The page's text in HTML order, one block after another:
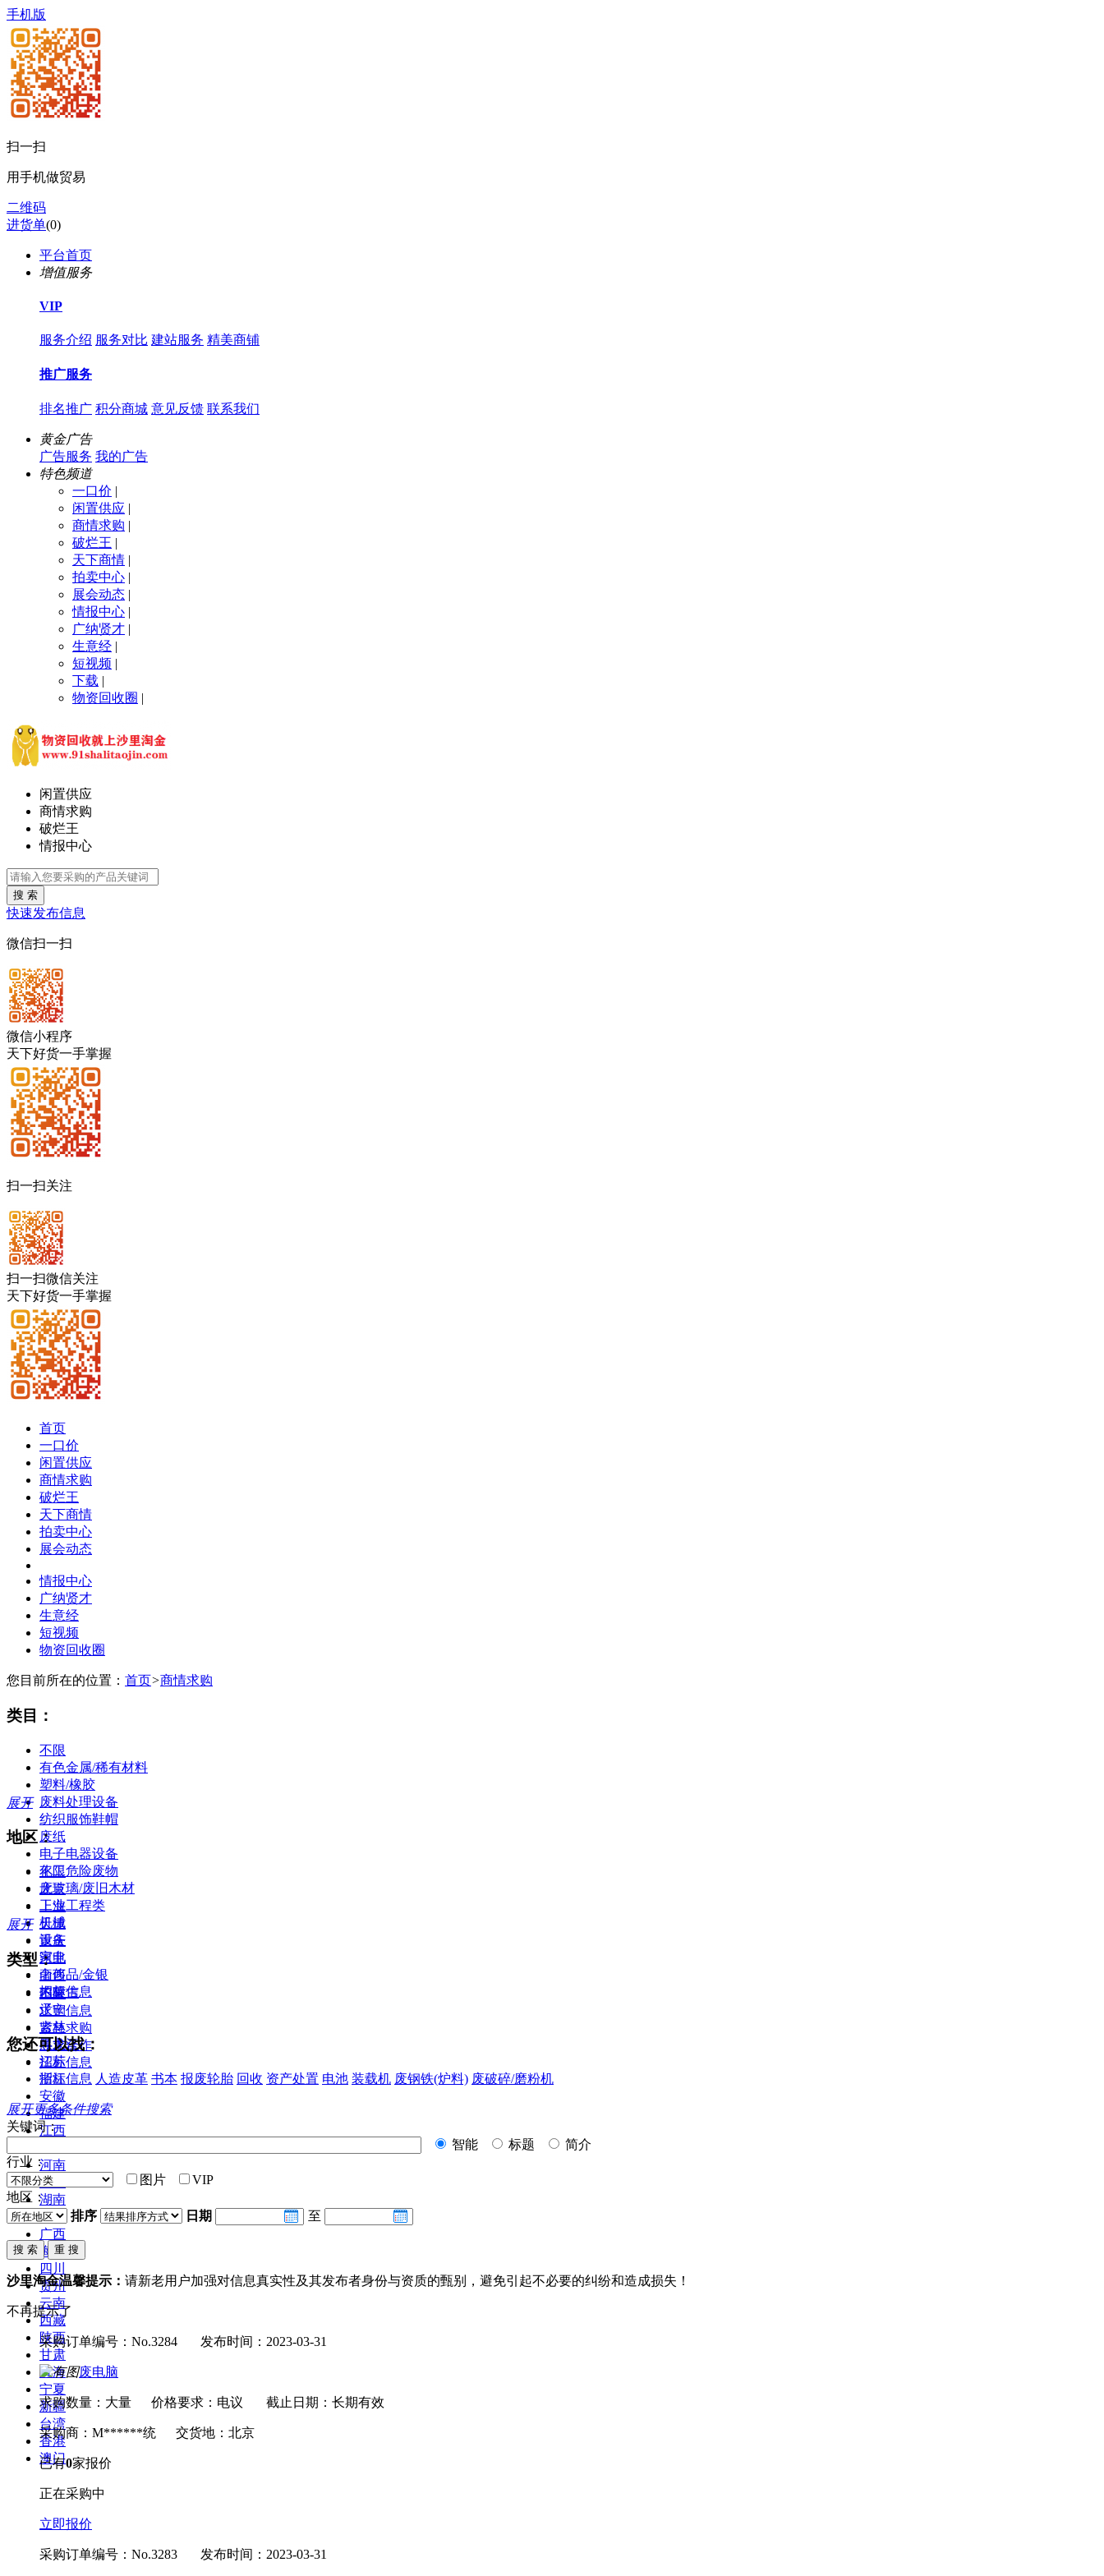
手机版
扫一扫
用手机做贸易
二维码
进货单(0)
平台首页
增值服务
VIP
服务介绍 服务对比 建站服务 精美商铺
推广服务
排名推广 积分商城 意见反馈 联系我们
黄金广告
广告服务 我的广告
特色频道
一口价 |
闲置供应 |
商情求购 |
破烂王 |
天下商情 |
拍卖中心 |
展会动态 |
情报中心 |
广纳贤才 |
生意经 |
短视频 |
下载 |
物资回收圈 |
闲置供应
商情求购
破烂王
情报中心
搜 索
快速发布信息
微信扫一扫
微信小程序
天下好货一手掌握
扫一扫关注
扫一扫微信关注
天下好货一手掌握
首页
一口价
闲置供应
商情求购
破烂王
天下商情
拍卖中心
展会动态
情报中心
广纳贤才
生意经
短视频
物资回收圈
您目前所在的位置： 首页>商情求购
类目：
不限
有色金属/稀有材料
塑料/橡胶
废料处理设备
纺织服饰鞋帽
废纸
电子电器设备
化工危险废物
废玻璃/废旧木材
工业工程类
机械
设备
家电
奢侈品/金银
招标信息
展开
地区：
不限
北京
上海
天津
重庆
河北
山西
内蒙古
辽宁
吉林
黑龙江
江苏
浙江
安徽
福建
江西
河南
湖北
湖南
广东
广西
海南
四川
贵州
云南
西藏
陕西
甘肃
青海
宁夏
新疆
台湾
香港
澳门
展开
类型：
不限
求购信息
紧急求购
寻求合作
招标信息
您还可以找：
招标信息 人造皮革 书本 报废轮胎 回收 资产处置 电池 装载机 废钢铁(炉料) 废破碎/磨粉机
展开更多条件搜索
关键词：
智能
标题
简介
行业：
图片
VIP
地区：
排序
日期 至
沙里淘金温馨提示： 请新老用户加强对信息真实性及其发布者身份与资质的甄别，避免引起不必要的纠纷和造成损失！
不再提示了
采购订单编号：No.3284 发布时间：2023-03-31
废电脑
求购数量：大量 价格要求：电议 截止日期：长期有效
采购商：M******统 交货地：北京
已有0家报价
正在采购中
立即报价
采购订单编号：No.3283 发布时间：2023-03-31